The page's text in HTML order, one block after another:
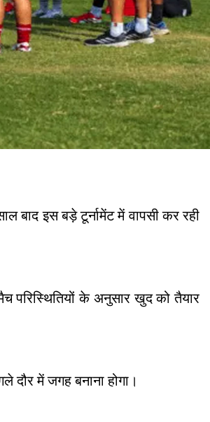
इस बड़े टूर्नामेंट में वापसी कर रही
परिस्थितियों के अनुसार खुद को तैयार
दौर में जगह बनाना होगा।